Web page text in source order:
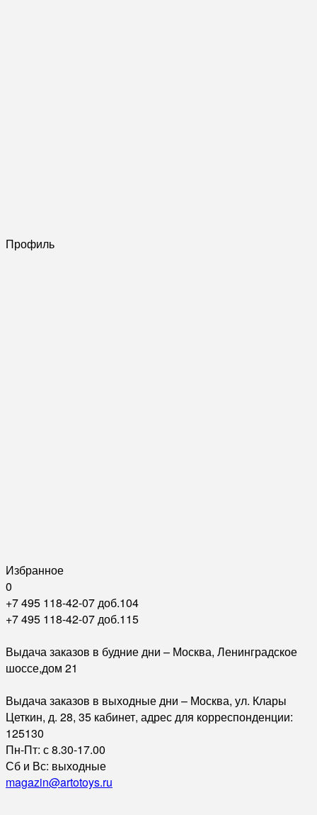
Профиль
Избранное
0
+7 495 118-42-07 доб.104
+7 495 118-42-07 доб.115
Выдача заказов в будние дни – Москва, Ленинградское
шоссе,дом 21
Выдача заказов в выходные дни – Москва, ул. Клары
Цеткин, д. 28, 35 кабинет, адрес для корреспонденции:
125130
Пн-Пт: с 8.30-17.00
Сб и Вс: выходные
magazin@artotoys.ru